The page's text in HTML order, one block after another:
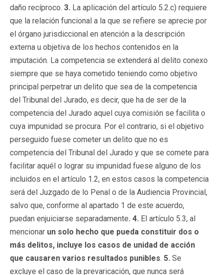
daño recíproco. 3. La aplicación del artículo 5.2.c) requiere
que la relación funcional a la que se refiere se aprecie por
el órgano jurisdiccional en atención a la descripción
externa u objetiva de los hechos contenidos en la
imputación. La competencia se extenderá al delito conexo
siempre que se haya cometido teniendo como objetivo
principal perpetrar un delito que sea de la competencia
del Tribunal del Jurado, es decir, que ha de ser de la
competencia del Jurado aquel cuya comisión se facilita o
cuya impunidad se procura. Por el contrario, si el objetivo
perseguido fuese cometer un delito que no es
competencia del Tribunal del Jurado y que se comete para
facilitar aquél o lograr su impunidad fuese alguno de los
incluidos en el artículo 1.2, en estos casos la competencia
será del Juzgado de lo Penal o de la Audiencia Provincial,
salvo que, conforme al apartado 1 de este acuerdo,
puedan enjuiciarse separadamente. 4. El artículo 5.3, al
mencionar un solo hecho que pueda constituir dos o
más delitos, incluye los casos de unidad de acción
que causaren varios resultados punibles. 5. Se
excluye el caso de la prevaricación, que nunca será